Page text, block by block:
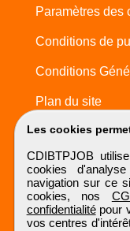
Les cookies
CDIBTPJOB
cookies
navigation sur ce
cookies, nos
confidentialitépour
vos centres
Paramètres des
Conditions de
Conditions
Plan du site